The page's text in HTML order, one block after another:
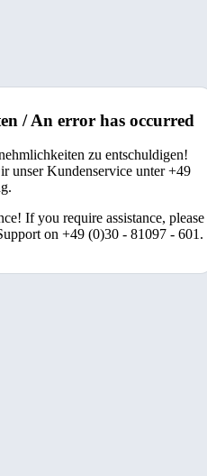
/ An error has occurred
zu entschuldigen!
unser Kundenservice unter +49
If you require assistance, please
on +49 (0)30 - 81097 - 601.